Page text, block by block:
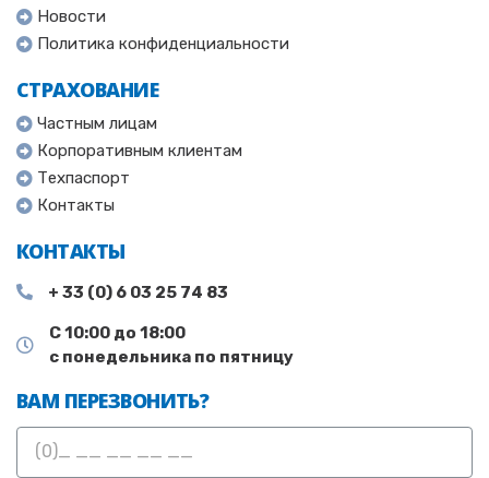
Новости
Политика конфиденциальности
СТРАХОВАНИЕ
Частным лицам
Корпоративным клиентам
Техпаспорт
Контакты
КОНТАКТЫ
+ 33 (0) 6 03 25 74 83
С 10:00 до 18:00
с понедельника по пятницу
ВАМ ПЕРЕЗВОНИТЬ?